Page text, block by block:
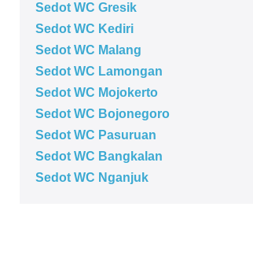
Sedot WC Gresik
Sedot WC Kediri
Sedot WC Malang
Sedot WC Lamongan
Sedot WC Mojokerto
Sedot WC Bojonegoro
Sedot WC Pasuruan
Sedot WC Bangkalan
Sedot WC Nganjuk